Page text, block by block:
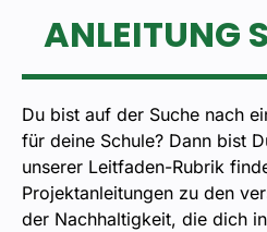
ANLEITUNG
Du bist auf der Suche nach
für deine Schule? Dann bist
unserer Leitfaden-Rubrik
Projektanleitungen zu den
der Nachhaltigkeit, die dich